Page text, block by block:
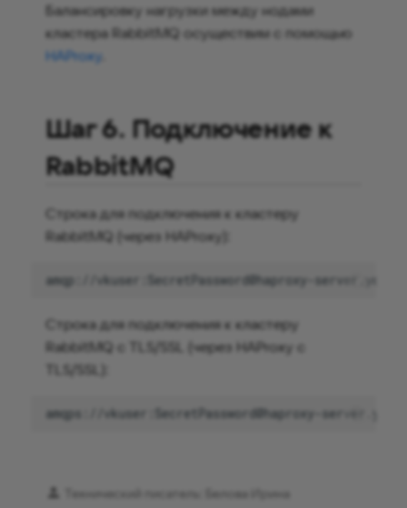
Балансировку нагрузки между нодами
кластера RabbitMQ осуществим с помощью
HAProxy.
Шаг 6. Подключение к
RabbitMQ
Строка для подключения к кластеру
RabbitMQ (через HAProxy):
Строка для подключения к кластеру
RabbitMQ c TLS/SSL (через HAProxy c
TLS/SSL):
Технический писатель: Белова Ирина